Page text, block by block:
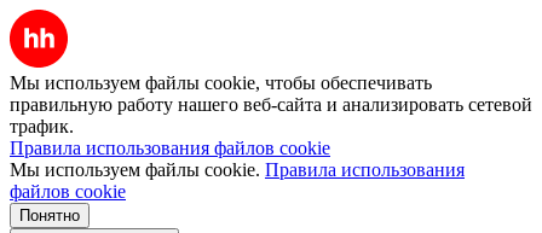
Мы используем файлы cookie, чтобы обеспечивать
правильную работу нашего веб-сайта и анализировать сетевой
трафик.
Правила использования файлов cookie
Мы используем файлы cookie. Правила использования
файлов cookie
Понятно